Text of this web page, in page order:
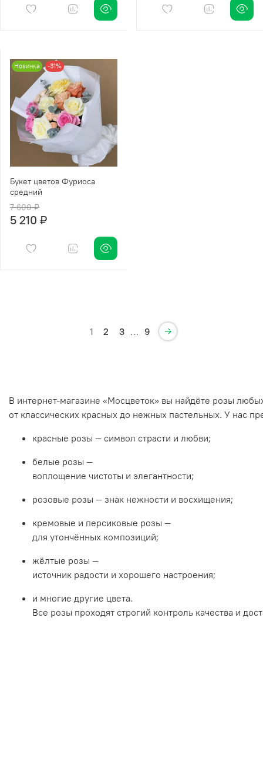
Новинка -31%
Букет цветов Фуриоса
средний
7 600 ₽
5 210 ₽
1 2 3 … 9
В интернет‑магазине «Мосцветок» вы найдёте розы
от классических красных до нежных пастельных. У нас
красные розы — символ страсти и любви;
белые розы —
воплощение чистоты и элегантности;
розовые розы — знак нежности и восхищения;
кремовые и персиковые розы —
для утончённых композиций;
жёлтые розы —
источник радости и хорошего настроения;
и многие другие цвета.
Все розы проходят строгий контроль качества и